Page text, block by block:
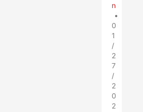
n
•
0
1
/
2
7
/
2
0
2